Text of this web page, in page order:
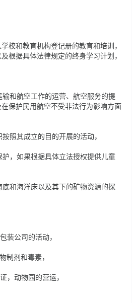
校和教育机构登记册的教育和培训，
根据具体法律规定的终身学习计划，
和航空工作的运营、航空服务的提
保护民用航空不受非法行为影响方面
照其成立的目的开展的活动，
，如果根据具体立法授权提供儿童
和海洋床以及其下的矿物资源的探
装公司的活动，
制剂和毒素，
，动物园的营运，